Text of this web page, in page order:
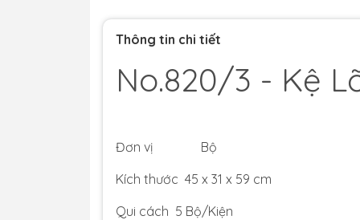
Thông tin chi tiết
No.820/3 - Kệ
Đơn vị Bộ
Kích thước 45 x 31 x 59 cm
Qui cách 5 Bộ/Kiện